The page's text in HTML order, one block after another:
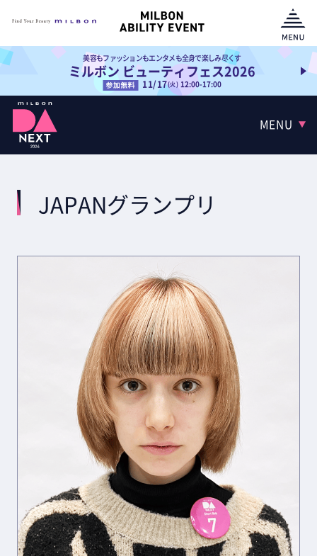
美容もファッションもエンタメも全身で楽しみ尽くす
ミルボン ビューティフェス2026
11/17(火) 12:00-17:00
MENU
JAPANグランプリ